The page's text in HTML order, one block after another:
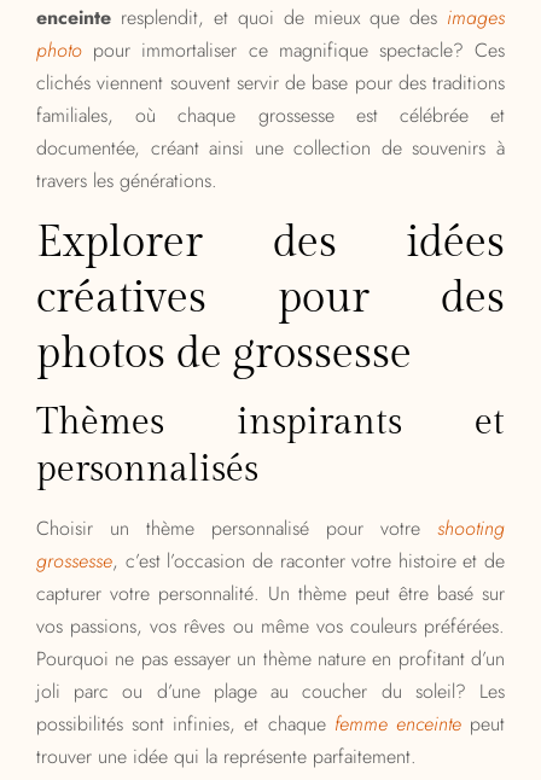
enceinte resplendit, et quoi de mieux que des images
photo pour immortaliser ce magnifique spectacle? Ces
clichés viennent souvent servir de base pour des traditions
familiales, où chaque grossesse est célébrée et
documentée, créant ainsi une collection de souvenirs à
travers les générations.
Explorer des idées
créatives pour des
photos de grossesse
Thèmes inspirants et
personnalisés
Choisir un thème personnalisé pour votre shooting
grossesse, c’est l’occasion de raconter votre histoire et de
capturer votre personnalité. Un thème peut être basé sur
vos passions, vos rêves ou même vos couleurs préférées.
Pourquoi ne pas essayer un thème nature en profitant d’un
joli parc ou d’une plage au coucher du soleil? Les
possibilités sont infinies, et chaque femme enceintepeut
trouver une idée qui la représente parfaitement.